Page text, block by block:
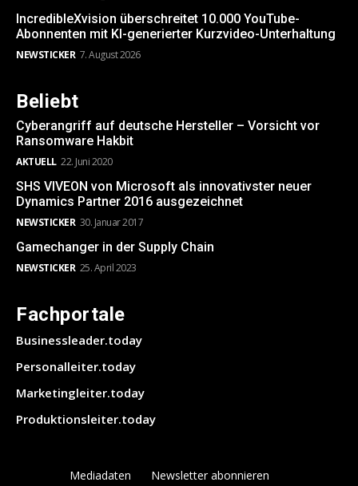
IncredibleXvision überschreitet 10.000 YouTube-
Abonnenten mit KI-generierter Kurzvideo-Unterhaltung
NEWSTICKER 7. August 2026
Beliebt
Cyberangriff auf deutsche Hersteller – Vorsicht vor
Ransomware Hakbit
AKTUELL 22. Juni 2020
SHS VIVEON von Microsoft als innovativster neuer
Dynamics Partner 2016 ausgezeichnet
NEWSTICKER 30. Januar 2017
Gamechanger in der Supply Chain
NEWSTICKER 25. April 2023
Fachportale
Businessleader.today
Personalleiter.today
Marketingleiter.today
Produktionsleiter.today
Mediadaten Newsletter abonnieren